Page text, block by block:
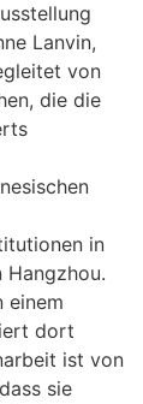
Lanvin,
von
die die
in
Hangzhou.
einem
dort
ist von
sie